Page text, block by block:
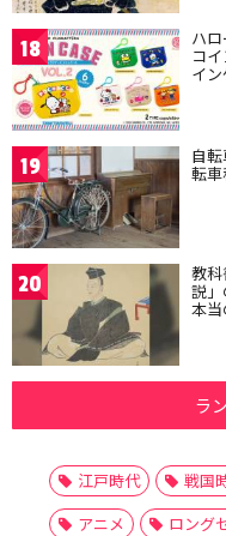
18 ハ
コ
イ
19 自
転
20 教
説
本
ラ
江戸時代 戦国
アニメ
ロング